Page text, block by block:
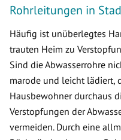
Rohrleitungen in
Häufig ist unüberlegtes
trauten Heim zu
Sind die Abwasserrohre
marode und leicht lädiert,
Hausbewohner durchaus
Verstopfungen der
vermeiden. Durch eine